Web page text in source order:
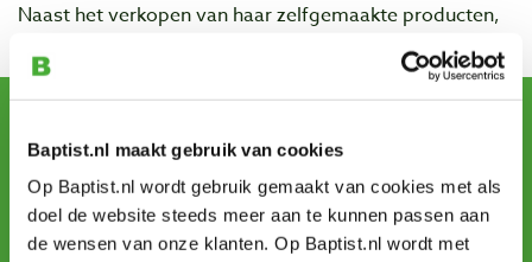
Baptist.nl maakt gebruik van cookies
Op Baptist.nl wordt gebruik gemaakt van cookies met als
doel de website steeds meer aan te kunnen passen aan
de wensen van onze klanten. Op Baptist.nl wordt met
Naast het verkopen van haar zelfgemaakte producten,
Schrijf u in voor de maandelijkse nieuwsbrief
Aanmelden